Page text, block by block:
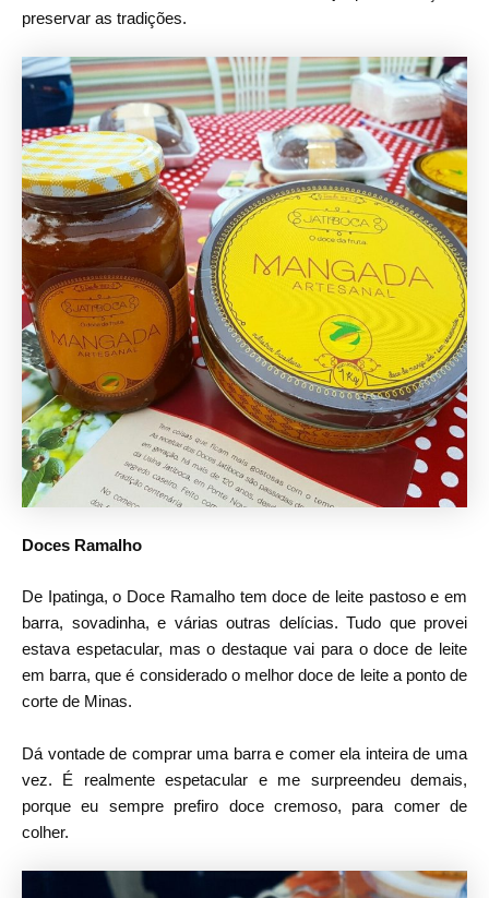
preservar as tradições.
Doces Ramalho
De Ipatinga, o Doce Ramalho tem doce de leite pastoso e em
barra, sovadinha, e várias outras delícias. Tudo que provei
estava espetacular, mas o destaque vai para o doce de leite
em barra, que é considerado o melhor doce de leite a ponto de
corte de Minas.
Dá vontade de comprar uma barra e comer ela inteira de uma
vez. É realmente espetacular e me surpreendeu demais,
porque eu sempre prefiro doce cremoso, para comer de
colher.